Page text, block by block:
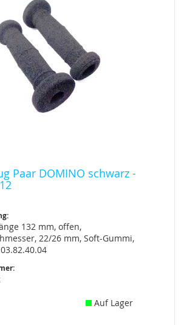
Paar DOMINO schwarz -
132 mm, offen,
22/26 mm, Soft-Gummi,
Auf Lager